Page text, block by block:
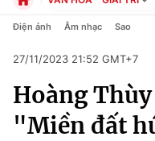
Chuyên mục
Chính trị
Chính trị
Pháp luật
Kinh tế
Thể thao
Truyền hình
Điện ảnh Âm nhạc Sao
27/11/2023 21:52 GMT+7
Hoàng
"Miền đất